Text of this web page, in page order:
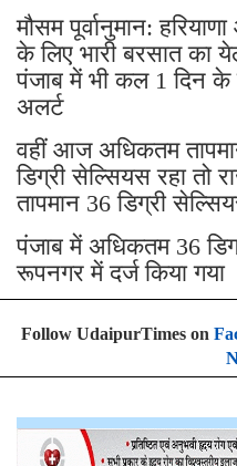
मौसम पूर्वानुमान:
के लिए भारी बरसात का
पंजाब में भी कल 1 दिन के
अलर्ट
वहीं आज अधिकतम
डिग्री सेल्सियस रहा तो
तापमान 36 डिग्री
पंजाब में अधिकतम 36
रूपनगर में दर्ज किया गया
Follow UdaipurTimes on